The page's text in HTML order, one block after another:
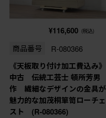
¥116,600 (税込)
商品番号 R-080366
《天板取り付け加工費込み》
中古 伝統工芸士 頓所芳男
作 繊細なデザインの金具が
魅力的な加茂桐箪笥ローチェ
スト (R-080366)